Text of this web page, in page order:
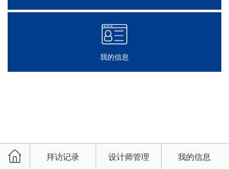
我的信息
拜访记录 设计师管理 我的信息